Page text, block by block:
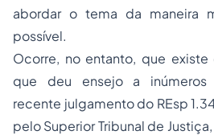
abordar o tema da maneira
possível.
Ocorre, no entanto, que
que deu ensejo a inúmeros
recente julgamento do REsp
pelo Superior Tribunal de